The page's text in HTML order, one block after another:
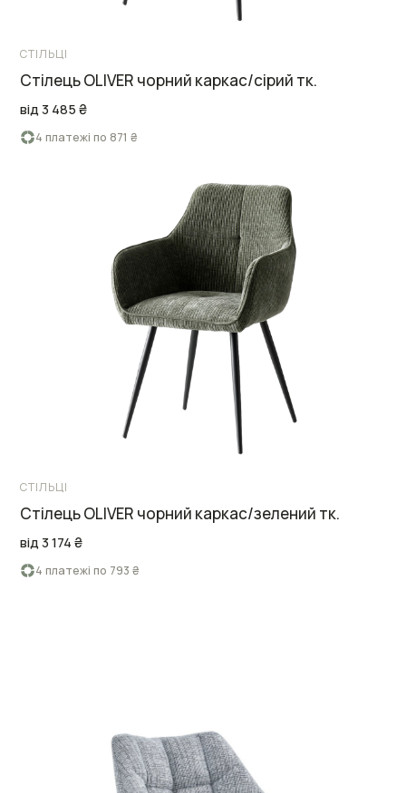
СТІЛЬЦІ
Cтілець OLIVER чорний каркас/сірий тк.
від 3 485 ₴
4 платежі по 871 ₴
СТІЛЬЦІ
Cтілець OLIVER чорний каркас/зелений тк.
від 3 174 ₴
4 платежі по 793 ₴